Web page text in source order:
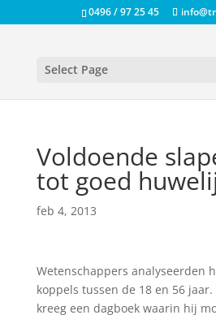
0496 / 97 25 45
Select Page
Voldoende
tot goed
feb 4, 2013
Wetenschappers analyseerden
koppels tussen de 18 en 56
kreeg een dagboek waarin hij